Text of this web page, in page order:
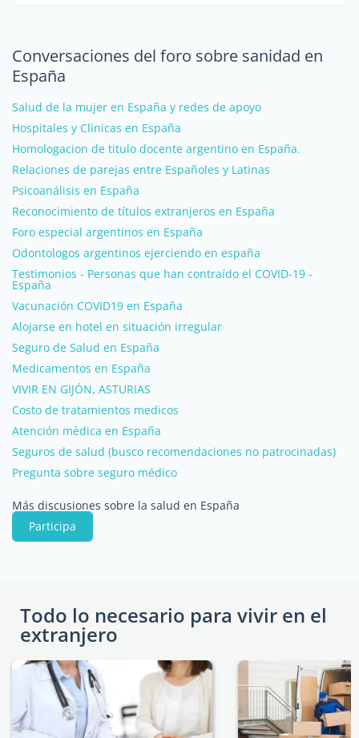
Conversaciones del foro sobre sanidad en
España
Salud de la mujer en España y redes de apoyo
Hospitales y Clinicas en España
Homologacion de titulo docente argentino en España.
Relaciones de parejas entre Españoles y Latinas
Psicoanálisis en España
Reconocimiento de títulos extranjeros en España
Foro especial argentinos en España
Odontologos argentinos ejerciendo en españa
Testimonios - Personas que han contraído el COVID-19 -
España
Vacunación COVID19 en España
Alojarse en hotel en situación irregular
Seguro de Salud en España
Medicamentos en España
VIVIR EN GIJÓN, ASTURIAS
Costo de tratamientos medicos
Atención mèdica en España
Seguros de salud (busco recomendaciones no patrocinadas)
Pregunta sobre seguro médico
Más discusiones sobre la salud en España
Participa
Todo lo necesario para vivir en el
extranjero